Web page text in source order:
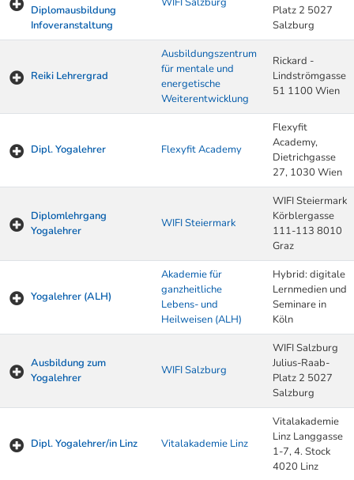
Diplomausbildung
Infoveranstaltung
Platz 2 5027
Salzburg
Reiki Lehrergrad
Ausbildungszentrum
für mentale und
energetische
Weiterentwicklung
Rickard -
Lindströmgasse
51 1100 Wien
Dipl. Yogalehrer Flexyfit Academy
Flexyfit
Academy,
Dietrichgasse
27, 1030 Wien
Diplomlehrgang
Yogalehrer
WIFI Steiermark
WIFI Steiermark
Körblergasse
111-113 8010
Graz
Yogalehrer (ALH)
Akademie für
ganzheitliche
Lebens- und
Heilweisen (ALH)
Hybrid: digitale
Lernmedien und
Seminare in
Köln
Ausbildung zum
Yogalehrer
WIFI Salzburg
WIFI Salzburg
Julius-Raab-
Platz 2 5027
Salzburg
Dipl. Yogalehrer/in Linz Vitalakademie Linz
Vitalakademie
Linz Langgasse
1-7, 4. Stock
4020 Linz